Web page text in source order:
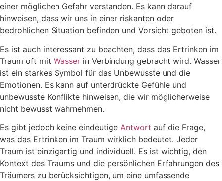
einer möglichen Gefahr verstanden. Es kann darauf
hinweisen, dass wir uns in einer riskanten oder
bedrohlichen Situation befinden und Vorsicht geboten ist.
Es ist auch interessant zu beachten, dass das Ertrinken im
Traum oft mit Wasser in Verbindung gebracht wird. Wasser
ist ein starkes Symbol für das Unbewusste und die
Emotionen. Es kann auf unterdrückte Gefühle und
unbewusste Konflikte hinweisen, die wir möglicherweise
nicht bewusst wahrnehmen.
Es gibt jedoch keine eindeutige Antwort auf die Frage,
was das Ertrinken im Traum wirklich bedeutet. Jeder
Traum ist einzigartig und individuell. Es ist wichtig, den
Kontext des Traums und die persönlichen Erfahrungen des
Träumers zu berücksichtigen, um eine umfassende